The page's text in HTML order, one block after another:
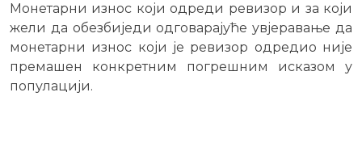
Монетарни износ који одреди ревизор и за који
жели да обезбиједи одговарајуће увјеравање да
монетарни износ који је ревизор одредио није
премашен конкретним погрешним исказом у
популацији.